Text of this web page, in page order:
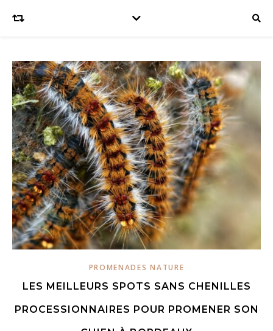
PROMENADES NATURE
LES MEILLEURS SPOTS SANS CHENILLES
PROCESSIONNAIRES POUR PROMENER SON